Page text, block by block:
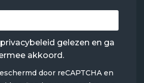
privacybeleid gelezen en ga
akkoord.
door reCAPTCHA en